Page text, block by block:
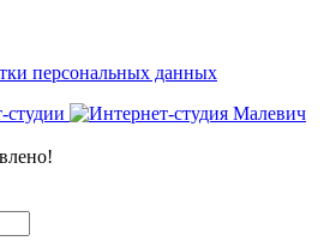
персональных данных
студии